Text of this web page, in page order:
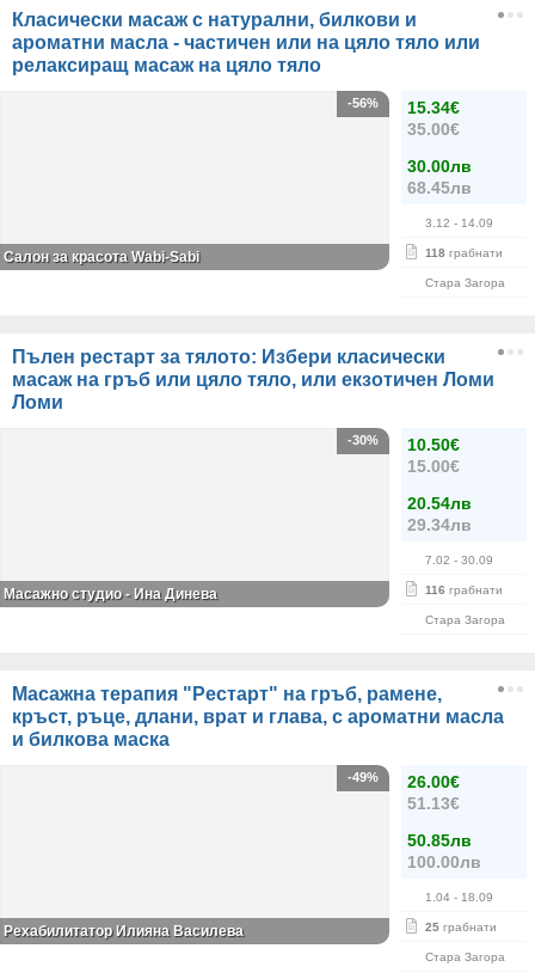
Класически масаж с натурални, билкови и
ароматни масла - частичен или на цяло тяло или
релаксиращ масаж на цяло тяло
15.34€
35.00€
30.00лв
68.45лв
3.12 - 14.09
118 грабнати
Стара Загора
-56%
Салон за красота Wabi-Sabi
Пълен рестарт за тялото: Избери класически
масаж на гръб или цяло тяло, или екзотичен Ломи
Ломи
10.50€
15.00€
20.54лв
29.34лв
7.02 - 30.09
116 грабнати
Стара Загора
-30%
Масажно студио - Ина Динева
Масажна терапия "Рестарт" на гръб, рамене,
кръст, ръце, длани, врат и глава, с ароматни масла
и билкова маска
26.00€
51.13€
50.85лв
100.00лв
1.04 - 18.09
25 грабнати
Стара Загора
-49%
Рехабилитатор Илияна Василева